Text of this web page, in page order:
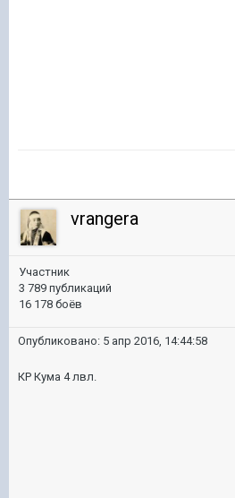
vrangera
Участник
3 789 публикаций
16 178 боёв
Опубликовано: 5 апр 2016, 14:44:58
КР Кума 4 лвл.